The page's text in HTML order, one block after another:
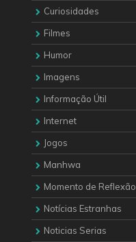
Curiosidades
Filmes
Humor
Imagens
Informação Útil
Internet
Jogos
Manhwa
Momento de Reflexão
Notícias Estranhas
Noticias Serias